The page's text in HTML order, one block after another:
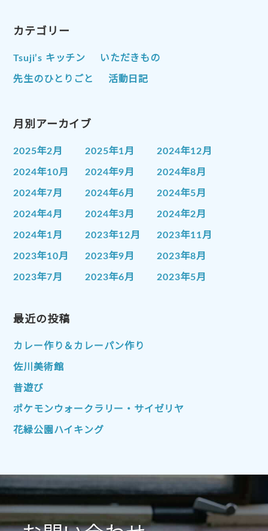
カテゴリー
Tsuji’s キッチン いただきもの
先生のひとりごと 活動日記
月別アーカイブ
2025年2月 2025年1月 2024年12月
2024年10月 2024年9月 2024年8月
2024年7月 2024年6月 2024年5月
2024年4月 2024年3月 2024年2月
2024年1月 2023年12月 2023年11月
2023年10月 2023年9月 2023年8月
2023年7月 2023年6月 2023年5月
2023年1月
2022年10月 2022年9月
2022年7月
2022年4月
2022年1月 2021年12月 2021年11月
2021年10月 2021年9月
2021年1月 2020年12月 2020年11月
2020年10月 2020年9月 2020年8月
最近の投稿
カレー作り＆カレーパン作り
佐川美術館
昔遊び
ポケモンウォークラリー・サイゼリヤ
花緑公園ハイキング